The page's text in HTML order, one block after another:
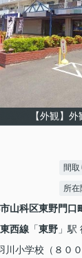
【外観】外
間取
所在
山科区東野門口
西線 「東野 」駅
川小学校（８０